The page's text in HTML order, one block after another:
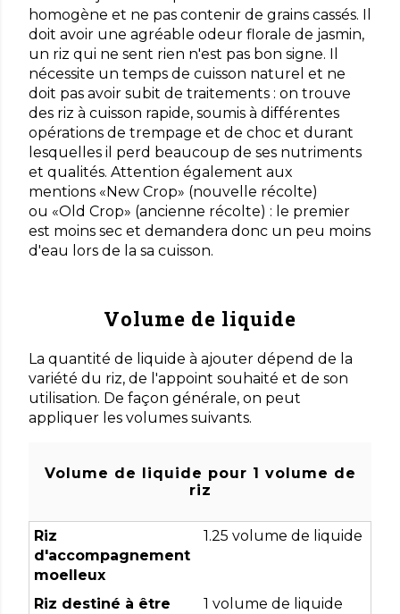
homogène et ne pas contenir de grains cassés. Il
doit avoir une agréable odeur florale de jasmin,
un riz qui ne sent rien n'est pas bon signe. Il
nécessite un temps de cuisson naturel et ne
doit pas avoir subit de traitements : on trouve
des riz à cuisson rapide, soumis à différentes
opérations de trempage et de choc et durant
lesquelles il perd beaucoup de ses nutriments
et qualités. Attention également aux
mentions «New Crop» (nouvelle récolte)
ou «Old Crop» (ancienne récolte) : le premier
est moins sec et demandera donc un peu moins
d'eau lors de la sa cuisson.
Volume de liquide
La quantité de liquide à ajouter dépend de la
variété du riz, de l'appoint souhaité et de son
utilisation. De façon générale, on peut
appliquer les volumes suivants.
Volume de liquide pour 1 volume de
riz
Riz
d'accompagnement
moelleux
1.25 volume de liquide
Riz destiné à être
1 volume de liquide